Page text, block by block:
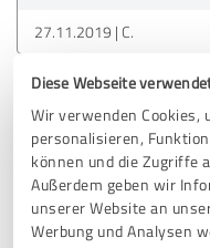
Diese Webseite
Wir verwenden Cookies,
personalisieren,
können und die Zugriffe
Außerdem geben wir
unserer Website an
Werbung und Analysen
27.11.2019 C.
SEHR GUT
Ich wurde sehr gut
rundum